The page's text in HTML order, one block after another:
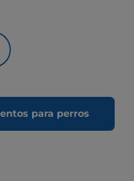
para perros